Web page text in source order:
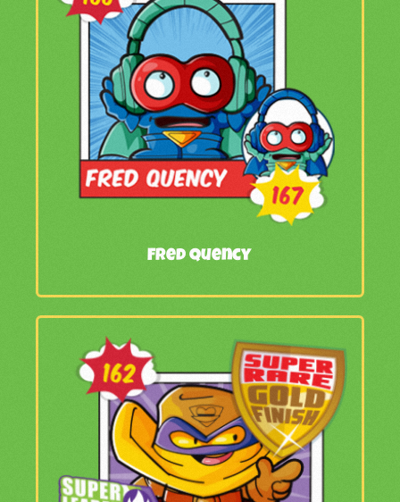
Fred Quency